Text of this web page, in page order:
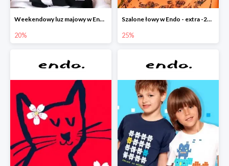
Weekendowy luz majowy w Endo - dodatkowe -20% na wszystko
20%
Szalone łowy w Endo - extra -25% na nowości
25%